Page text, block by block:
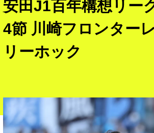
安田J1百年構想リー
4節 川崎フロンター
リーホック